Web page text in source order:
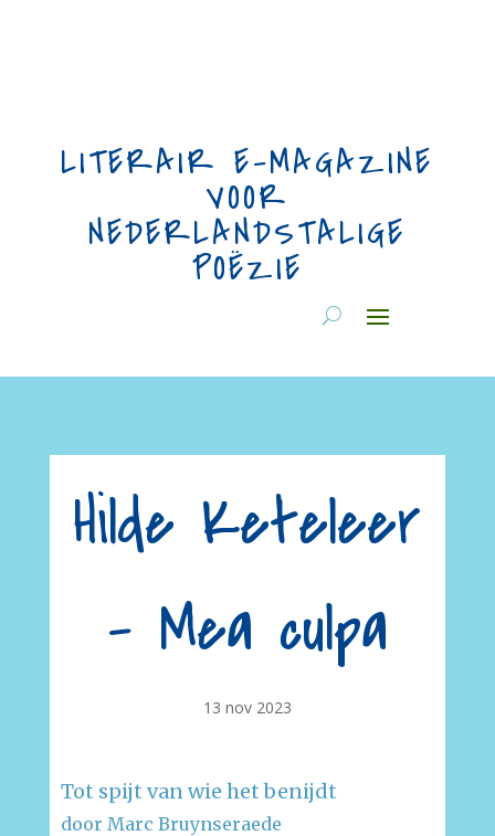
LITERAIR E-MAGAZINE
VOOR
NEDERLANDSTALIGE
POËZIE
Hilde Keteleer
– Mea culpa
13 nov 2023
Tot spijt van wie het benijdt
door Marc Bruynseraede